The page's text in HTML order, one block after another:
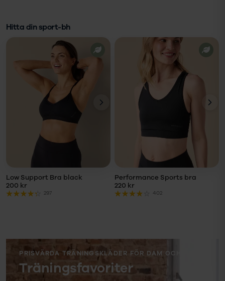
Hitta din sport-bh
STORLEK
Storlek
Low Support Bra black
200 kr
297
VÄLJ
STORLEK
Storlek
Performance Sports bra
220 kr
402
PRISVÄRDA TRÄNINGSKLÄDER FÖR DAM OCH HERR
Träningsfavoriter